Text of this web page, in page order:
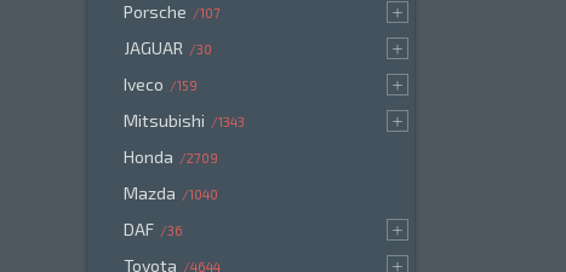
Porsche 107
JAGUAR 30
Iveco 159
Mitsubishi 1343
Honda 2709
Mazda 1040
DAF 36
Toyota 4644